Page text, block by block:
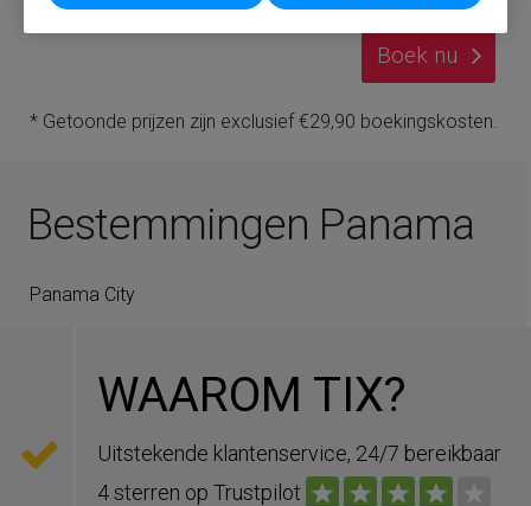
Boek nu
* Getoonde prijzen zijn exclusief €29,90 boekingskosten.
Bestemmingen Panama
Panama City
WAAROM TIX?
Uitstekende klantenservice, 24/7 bereikbaar
4 sterren op Trustpilot